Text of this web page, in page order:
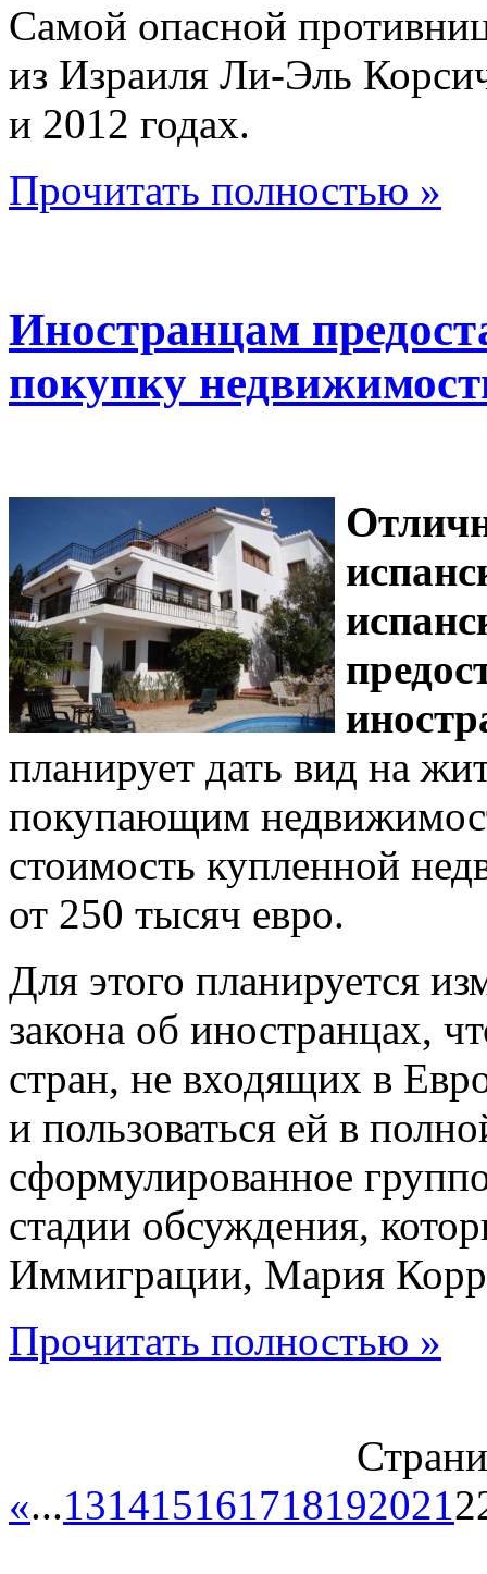
Самой опасной
из Израиля Ли-Эль
и 2012 годах.
Прочитать полностью »
Иностранцам
покупку
планирует дать вид на
покупающим
стоимость купленной
от 250 тысяч евро.
Для этого планируется
закона об иностранцах,
стран, не входящих в
и пользоваться ей в
сформулированное
стадии обсуждения,
Иммиграции, Мария
Прочитать полностью »
«...131415161718192021